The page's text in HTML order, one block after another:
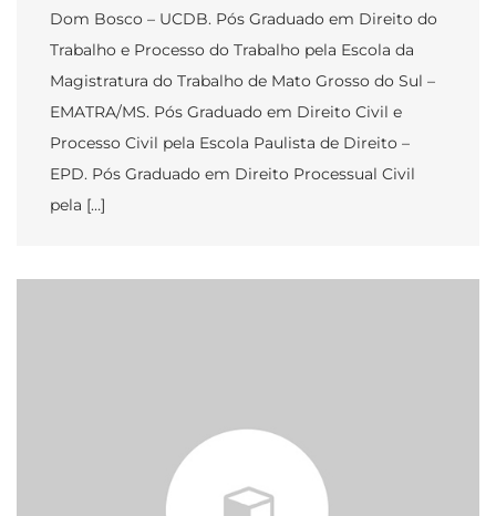
Dom Bosco – UCDB. Pós Graduado em Direito do
Trabalho e Processo do Trabalho pela Escola da
Magistratura do Trabalho de Mato Grosso do Sul –
EMATRA/MS. Pós Graduado em Direito Civil e
Processo Civil pela Escola Paulista de Direito –
EPD. Pós Graduado em Direito Processual Civil
pela […]